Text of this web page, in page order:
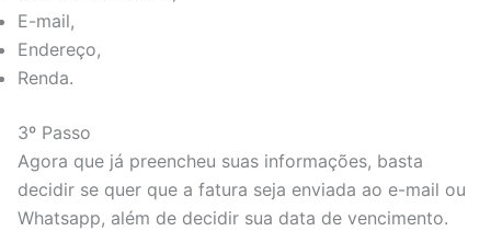
E-mail,
Endereço,
Renda.
3º Passo
Agora que já preencheu suas informações, basta
decidir se quer que a fatura seja enviada ao e-mail ou
Whatsapp, além de decidir sua data de vencimento.